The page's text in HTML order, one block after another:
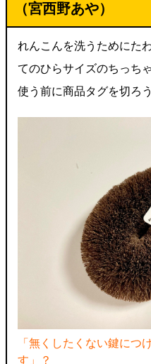
（宮西野あや）
れんこんを洗うためにた
てのひらサイズのちっち
使う前に商品タグを切ろ
「無くしたくない鍵につ
す」？